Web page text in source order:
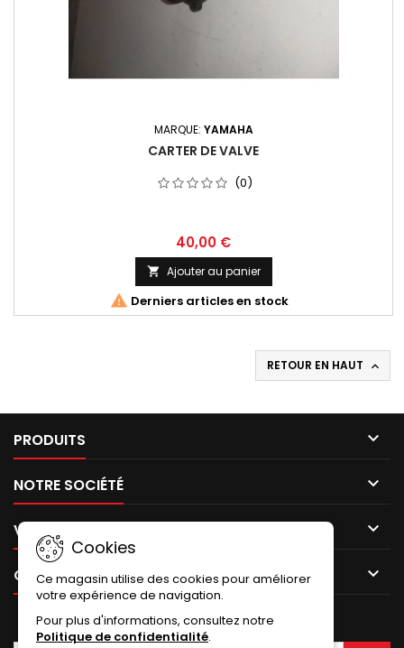
MARQUE: YAMAHA
CARTER DE VALVE
(0)
40,00 €
 Ajouter au panier
 Derniers articles en stock
RETOUR EN HAUT 
PRODUITS 
NOTRE SOCIÉTÉ 
VOTRE COMPTE 
CONTACT 
Cookies
Ce magasin utilise des cookies pour améliorer
votre expérience de navigation.
Pour plus d'informations, consultez notre
Politique de confidentialité.
LETTRE D'INFORMATIONS